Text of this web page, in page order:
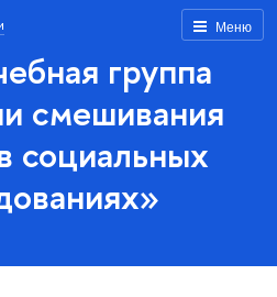
Меню
группа
смешивания
социальных